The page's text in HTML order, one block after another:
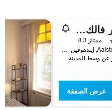
فان دير فالك هوتل إيندهوفن
ممتاز 8.3
Aalsterweg 322, إيندهوفين, مقاطعة شمال برابنت, هولندا
عرض الصفقة